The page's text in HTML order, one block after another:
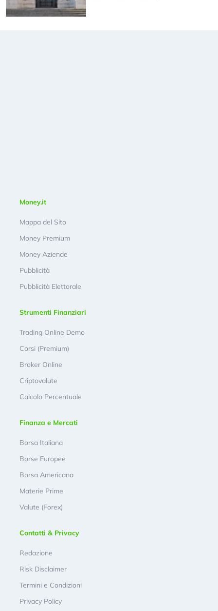
Money.it
Mappa del Sito
Money Premium
Money Aziende
Pubblicità
Pubblicità Elettorale
Strumenti Finanziari
Trading Online Demo
Corsi (Premium)
Broker Online
Criptovalute
Calcolo Percentuale
Finanza e Mercati
Borsa Italiana
Borse Europee
Borsa Americana
Materie Prime
Valute (Forex)
Contatti & Privacy
Redazione
Risk Disclaimer
Termini e Condizioni
Privacy Policy